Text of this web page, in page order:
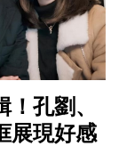
孔劉、
展現好感